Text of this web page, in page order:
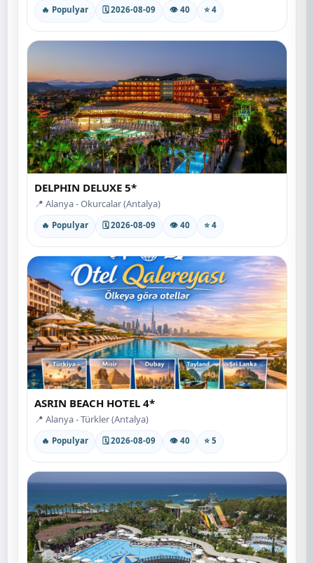
🔥 Populyar 🗓 2026-08-09 👁 40 ⭐ 4
DELPHIN DELUXE 5*
📍 Alanya - Okurcalar (Antalya)
🔥 Populyar 🗓 2026-08-09 👁 40 ⭐ 4
ASRIN BEACH HOTEL 4*
📍 Alanya - Türkler (Antalya)
🔥 Populyar 🗓 2026-08-09 👁 40 ⭐ 5